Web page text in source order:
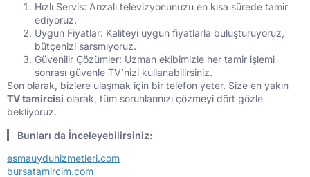
Hızlı Servis: Arızalı televizyonunuzu en kısa sürede tamir
ediyoruz.
Uygun Fiyatlar: Kaliteyi uygun fiyatlarla buluşturuyoruz,
bütçenizi sarsmıyoruz.
Güvenilir Çözümler: Uzman ekibimizle her tamir işlemi
sonrası güvenle TV’nizi kullanabilirsiniz.
Son olarak, bizlere ulaşmak için bir telefon yeter. Size en yakın
TV tamircisi olarak, tüm sorunlarınızı çözmeyi dört gözle
bekliyoruz.
Bunları da İnceleyebilirsiniz:
esmauyduhizmetleri.com
bursatamircim.com